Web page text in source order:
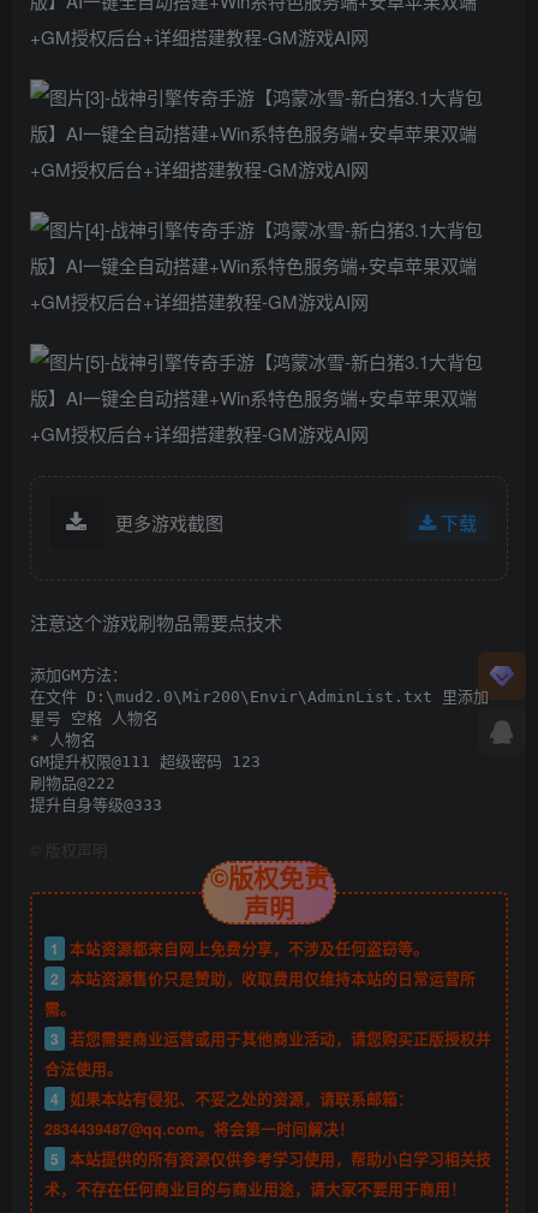
更多游戏截图 下载
注意这个游戏刷物品需要点技术
添加GM方法：
在文件 D:\mud2.0\Mir200\Envir\AdminList.txt 里添加
星号 空格 人物名
* 人物名
GM提升权限@111 超级密码 123
刷物品@222
提升自身等级@333
版权声明
©版权免责
声明
1
本站资源都来自网上免费分享，不涉及任何盗窃等。
2 本站资源售价只是赞助，收取费用仅维持本站的日常运营所
需。
3 若您需要商业运营或用于其他商业活动，请您购买正版授权并
合法使用。
4 如果本站有侵犯、不妥之处的资源，请联系邮箱：
2834439487@qq.com。将会第一时间解决！
5 本站提供的所有资源仅供参考学习使用，帮助小白学习相关技
术，不存在任何商业目的与商业用途，请大家不要用于商用！